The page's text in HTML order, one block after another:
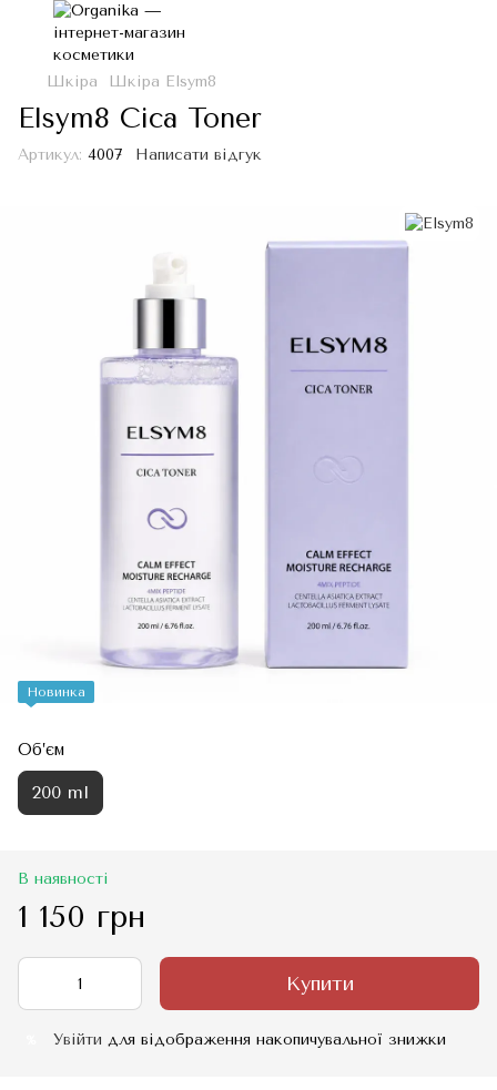
Шкіра Шкіра Elsym8
Elsym8 Cica Toner
Артикул: 4007 Написати відгук
Новинка
Об’єм
200 ml
В наявності
1 150 грн
Купити
Увійти для відображення накопичувальної знижки